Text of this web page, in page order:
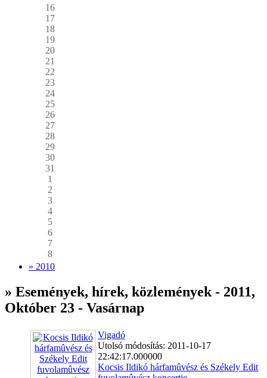
16
17
18
19
20
21
22
23
24
25
26
27
28
29
30
31
1
2
3
4
5
6
7
8
» 2010
» Események, hírek, közlemények - 2011,
Október 23 - Vasárnap
Vigadó
Utolsó módosítás: 2011-10-17
22:42:17.000000
Kocsis Ildikó hárfamûvész és Székely Edit